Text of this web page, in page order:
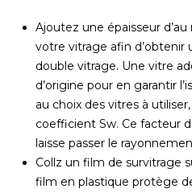
Ajoutez une épaisseur
votre vitrage afin d’obtenir
double vitrage. Une vitre
d’origine pour en garantir
au choix des vitres à
coefficient Sw. Ce facteur
laisse passer le
Collz un film de survitrage
film en plastique protège